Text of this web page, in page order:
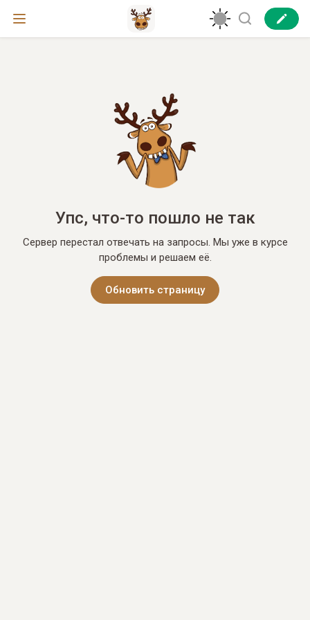
Упс, что-то пошло не так
Сервер перестал отвечать на запросы. Мы уже в курсе
проблемы и решаем её.
Обновить страницу